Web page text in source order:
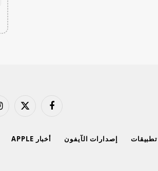
فيسبوك
X
تطبيقات إصدارات الآيفون أخبار APPLE